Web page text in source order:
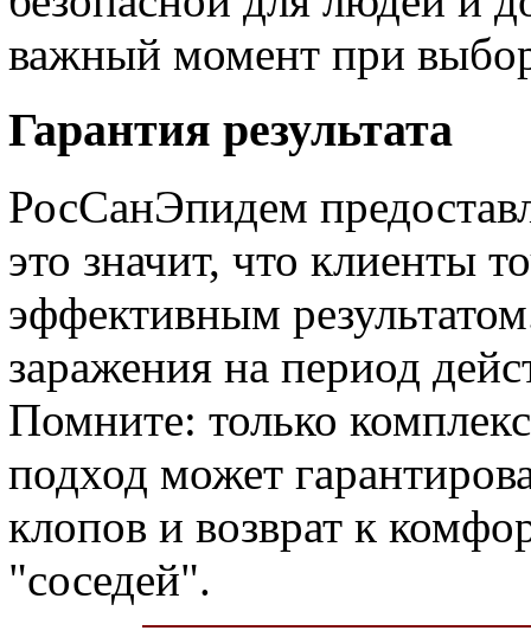
важный момент при
Гарантия результата
РосСанЭпидем
это значит, что клиенты
эффективным
заражения на период
Помните: только
подход может
клопов и возврат к
"соседей".